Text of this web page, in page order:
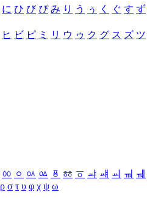
に ひ び ぴ み り う ぅ く ぐ す ず
ヒ ビ ピ ミ リ ウ ゥ ク グ ス ズ ツ
ㆀ ㆁ ㆂ ㆃ ㆄ ㆅ ㆆ ㆇ ㆈ ㆉ ㆊ ㆋ
ρ σ τ υ φ χ ψ ω